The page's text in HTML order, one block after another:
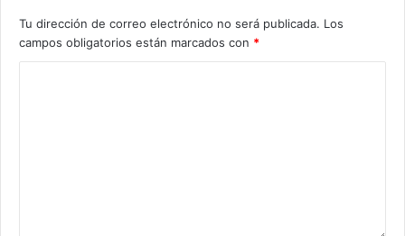
Tu dirección de correo electrónico no será publicada. Los
campos obligatorios están marcados con *